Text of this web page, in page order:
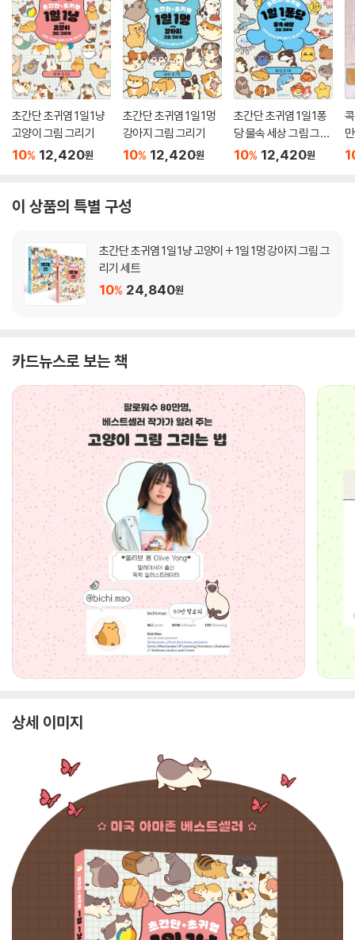
초간단 초귀염 1일 1냥
고양이 그림 그리기
10% 12,420원
초간단 초귀염 1일 1멍
강아지 그림 그리기
10% 12,420원
초간단 초귀염 1일 1퐁
당 물속 세상 그림 그리
기
10% 12,420원
이 상품의 특별 구성
초간단 초귀염 1일 1냥 고양이 + 1일 1멍 강아지 그림 그
리기 세트
10% 24,840원
카드뉴스로 보는 책
상세 이미지